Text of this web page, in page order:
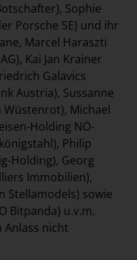
Sophie
Porsche SE) und ihr
Marcel Haraszti
Kai Jan Krainer
Galavics
Austria), Sussanne
Wüstenrot), Michael
Holding NÖ-
Philip
Holding), Georg
Immobilien),
Stellamodels) sowie
Bitpanda) u.v.m.
Anlass nicht